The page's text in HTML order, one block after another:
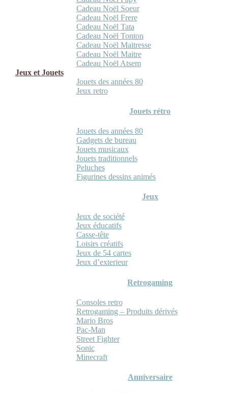
Cadeau Noël Soeur
Cadeau Noël Frere
Cadeau Noël Tata
Cadeau Noël Tonton
Cadeau Noël Maitresse
Cadeau Noël Maitre
Cadeau Noël Atsem
Jeux et Jouets
Jouets des années 80
Jeux retro
Jouets rétro
Jouets des années 80
Gadgets de bureau
Jouets musicaux
Jouets traditionnels
Peluches
Figurines dessins animés
Jeux
Jeux de société
Jeux éducatifs
Casse-tête
Loisirs créatifs
Jeux de 54 cartes
Jeux d’exterieur
Retrogaming
Consoles retro
Retrogaming – Produits dérivés
Mario Bros
Pac-Man
Street Fighter
Sonic
Minecraft
Anniversaire